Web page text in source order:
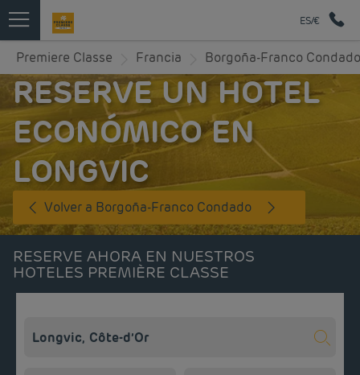
ES/€
Premiere Classe Francia Borgoña-Franco Condado
RESERVE UN HOTEL
ECONÓMICO EN
LONGVIC
Volver a Borgoña-Franco Condado
RESERVE AHORA EN NUESTROS
HOTELES PREMIÈRE CLASSE